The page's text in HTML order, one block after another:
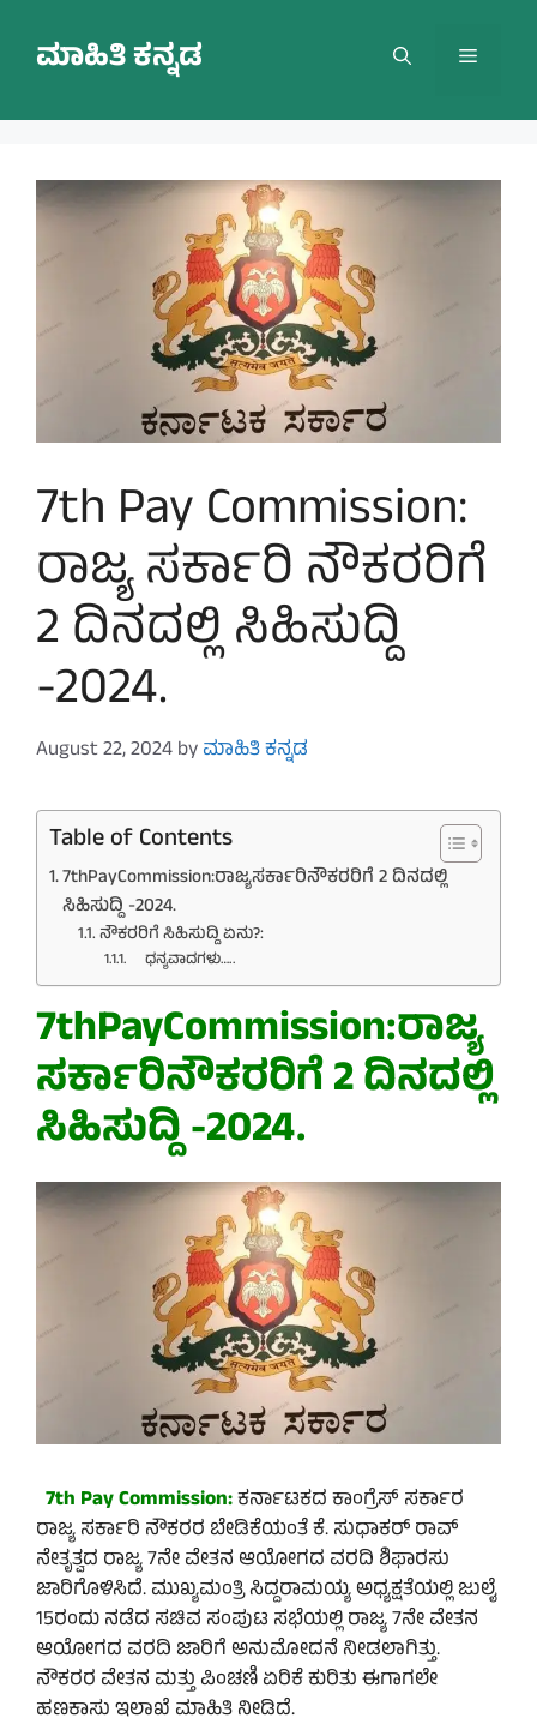
contentಮಾಹಿತಿ ಕನ್ನಡ Menu
7th Pay Commission:
ರಾಜ್ಯ ಸರ್ಕಾರಿ ನೌಕರರಿಗೆ
2 ದಿನದಲ್ಲಿ ಸಿಹಿಸುದ್ದಿ
-2024.
August 22, 2024byಮಾಹಿತಿ ಕನ್ನಡ
Table of Contents
7thPayCommission:ರಾಜ್ಯಸರ್ಕಾರಿನೌಕರರಿಗೆ 2 ದಿನದಲ್ಲಿ
ಸಿಹಿಸುದ್ದಿ -2024.
ನೌಕರರಿಗೆ ಸಿಹಿಸುದ್ದಿ ಏನು?:
ಧನ್ಯವಾದಗಳು…..
7thPayCommission:ರಾಜ್ಯ
ಸರ್ಕಾರಿನೌಕರರಿಗೆ2ದಿನದಲ್ಲಿ
ಸಿಹಿಸುದ್ದಿ-2024.
7th Pay Commission:ಕರ್ನಾಟಕದ ಕಾಂಗ್ರೆಸ್ ಸರ್ಕಾರ
ರಾಜ್ಯ ಸರ್ಕಾರಿ ನೌಕರರ ಬೇಡಿಕೆಯಂತೆ ಕೆ. ಸುಧಾಕರ್‌ ರಾವ್
ನೇತೃತ್ವದ ರಾಜ್ಯ 7ನೇ ವೇತನ ಆಯೋಗದ ವರದಿ ಶಿಫಾರಸು
ಜಾರಿಗೊಳಿಸಿದೆ. ಮುಖ್ಯಮಂತ್ರಿ ಸಿದ್ದರಾಮಯ್ಯ ಅಧ್ಯಕ್ಷತೆಯಲ್ಲಿ ಜುಲೈ
15ರಂದು ನಡೆದ ಸಚಿವ ಸಂಪುಟ ಸಭೆಯಲ್ಲಿ ರಾಜ್ಯ 7ನೇ ವೇತನ
ಆಯೋಗದ ವರದಿ ಜಾರಿಗೆ ಅನುಮೋದನೆ ನೀಡಲಾಗಿತ್ತು.
ನೌಕರರ ವೇತನ ಮತ್ತು ಪಿಂಚಣಿ ಏರಿಕೆ ಕುರಿತು ಈಗಾಗಲೇ
ಹಣಕಾಸು ಇಲಾಖೆ ಮಾಹಿತಿ ನೀಡಿದೆ.